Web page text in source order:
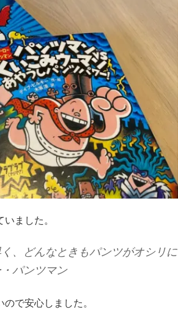
ました。
、どんなときもパンツがオシリに
パンツマン
で安心しました。